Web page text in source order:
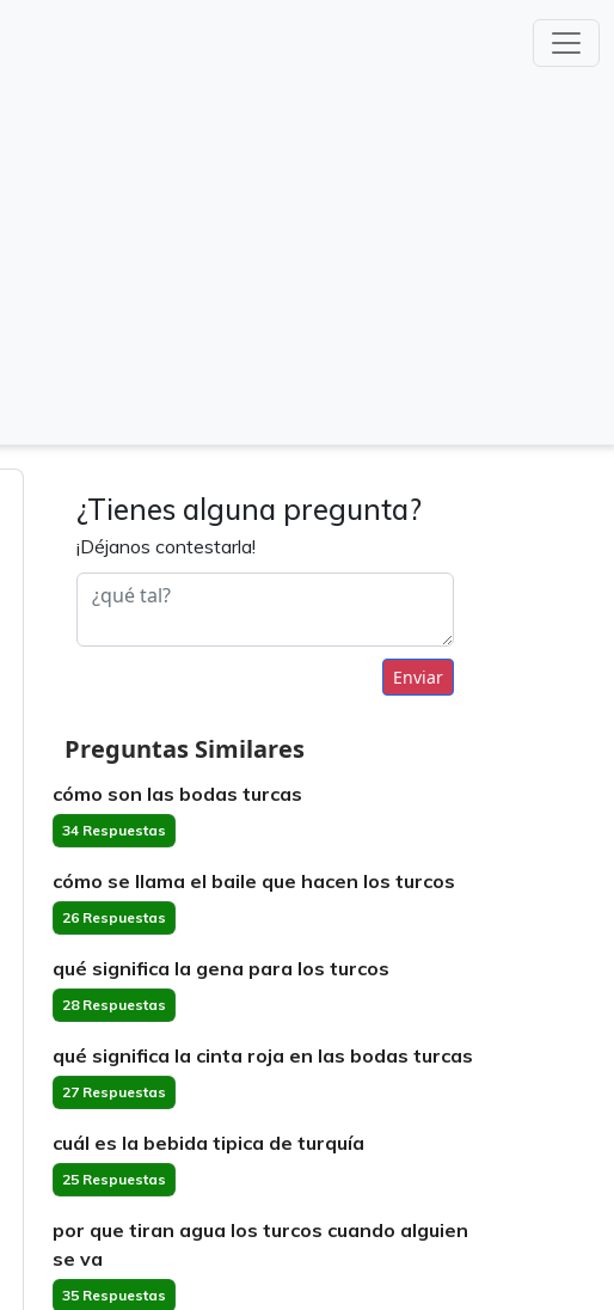
¿Tienes alguna pregunta?
¡Déjanos contestarla!
Enviar
Preguntas Similares
cómo son las bodas turcas
34 Respuestas
cómo se llama el baile que hacen los turcos
26 Respuestas
qué significa la gena para los turcos
28 Respuestas
qué significa la cinta roja en las bodas turcas
27 Respuestas
cuál es la bebida tipica de turquía
25 Respuestas
por que tiran agua los turcos cuando alguien
se va
35 Respuestas